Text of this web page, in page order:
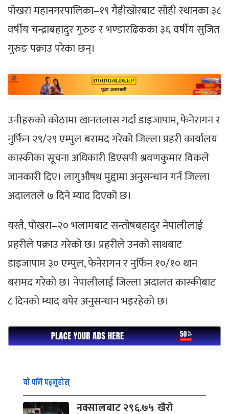
पोखरा महानगरपालिका–१९ गैह्रीखोरबाट सोही स्थानका ३८
वर्षीय चन्द्राबहादुर गुरुङ र भण्डारढिकका ३६ वर्षीय सुजित
गुरुङ पक्राउ परेका छन्।
उनीहरुको कोठामा खानतलास गर्दा डाइजापाम, फेनेरागन र
नुर्फिन २९/२९ एम्पुल बरामद गरेको जिल्ला प्रहरी कार्यालय
कास्कीका सूचना अधिकारी डिएसपी श्रवणकुमार विकले
जानकारी दिए। लागुऔषध मुद्दामा अनुसन्धान गर्न जिल्ला
अदालतले ७ दिने म्याद दिएको छ।
यस्तै, पोखरा–२० भलामबाट सन्तोषबहादुर नेपालीलाई
प्रहरीले पक्राउ गरेको छ। प्रहरीले उनको साथबाट
डाइजापाम ३० एम्पुल, फेनेरागन र नुर्फिन १०/१० थान
बरामद गरेको छ। नेपालीलाई जिल्ला अदालत कास्कीबाट
८ दिनको म्याद थपेर अनुसन्धान भइरहेको छ।
यो पनि पढ्नुहोस्
नक्सालबाट २९६.७५ खैरो